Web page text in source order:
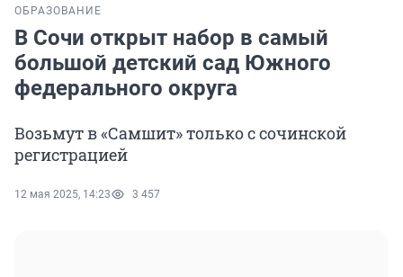
ОБРАЗОВАНИЕ
В Сочи открыт набор в самый
большой детский сад Южного
федерального округа
Возьмут в «Самшит» только с сочинской
регистрацией
12 мая 2025, 14:23 3 457